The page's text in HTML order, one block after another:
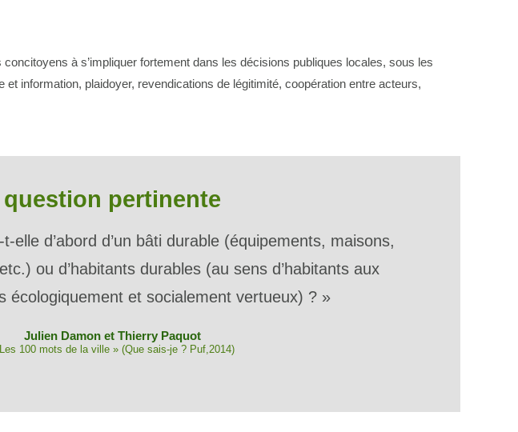
à s’impliquer fortement dans les décisions publiques locales, sous les
information, plaidoyer, revendications de légitimité, coopération entre acteurs,
question pertinente
elle d’abord d’un bâti durable (équipements, maisons,
ou d’habitants durables (au sens d’habitants aux
écologiquement et socialement vertueux) ? »
Julien Damon et Thierry Paquot
100 mots de la ville » (Que sais-je ? Puf,2014)